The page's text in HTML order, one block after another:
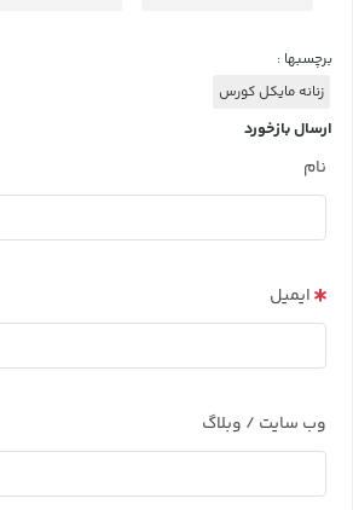
برچسبها :
زنانه مایکل کورس
ارسال بازخورد
نام
ایمیل
وب سایت / وبلاگ